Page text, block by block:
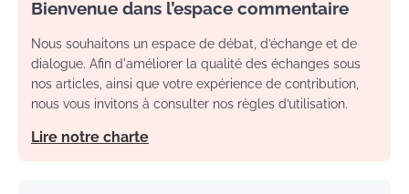
Bienvenue dans l’espace commentaire
Nous souhaitons un espace de débat, d’échange et de
dialogue. Afin d'améliorer la qualité des échanges sous
nos articles, ainsi que votre expérience de contribution,
nous vous invitons à consulter nos règles d’utilisation.
Lire notre charte